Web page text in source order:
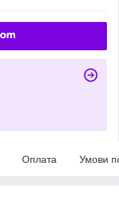
Оплата Умови